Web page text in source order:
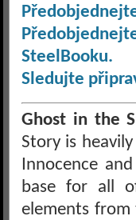
SteelBooku.
Sledujte
Ghost in the
Story is
Innocence
base for all
elements from